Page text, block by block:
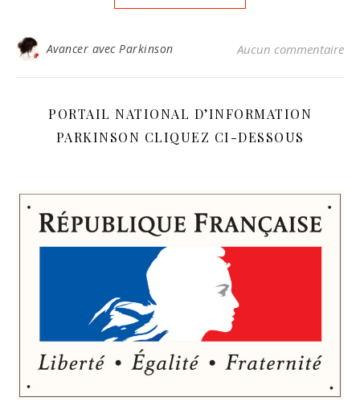
Avancer avec Parkinson Aucun commentaire
PORTAIL NATIONAL D’INFORMATION
PARKINSON CLIQUEZ CI-DESSOUS